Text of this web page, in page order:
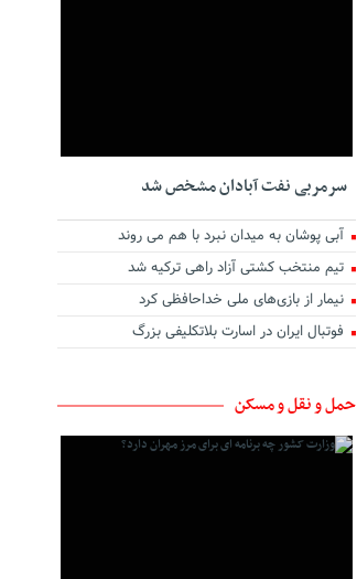
سرمربی نفت آبادان مشخص شد
آبی پوشان به میدان نبرد با هم می روند
تیم منتخب کشتی آزاد راهی ترکیه شد
نیمار از بازی‌های ملی خداحافظی کرد
فوتبال ایران در اسارت بلاتکلیفی بزرگ
حمل و نقل و مسکن